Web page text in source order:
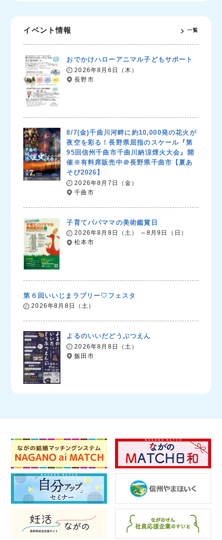
イベント情報 一覧
おでかけハローアニマル子どもサポート
2026年8月6日（木）
長野市
8/7(金)千曲川河畔に約10,000発の花火が
夜空を彩る！長野県屈指のスケール『第
95回信州千曲市千曲川納涼煙火大会』開
催※有料席販売中＠長野県千曲市【夏あ
そび2026】
2026年8月7日（金）
千曲市
子育てパパママの美術鑑賞日
2026年8月8日（土） ～8月9日（日）
松本市
第６回いいじまラブリー♡フェスタ
2026年8月8日（土）
よるのいいだどうぶつえん
2026年8月8日（土）
飯田市